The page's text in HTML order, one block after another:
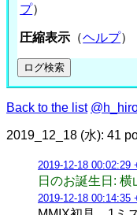
プ）
圧縮表示 （ヘルプ）
Back to the list
2019_12_18 (水): 41
2019-12-18 00:02:29
日のお誕生日:
2019-12-18 00:14:35